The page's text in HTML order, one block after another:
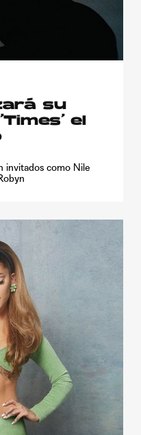
su
el
invitados como Nile